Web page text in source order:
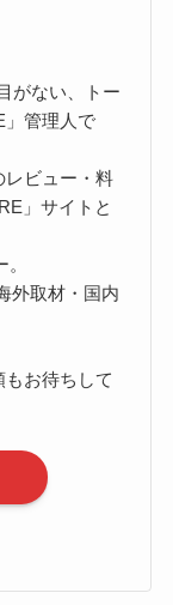
がない、トー
」管理人で
レビュー・料
」サイトと
外取材・国内
お待ちして